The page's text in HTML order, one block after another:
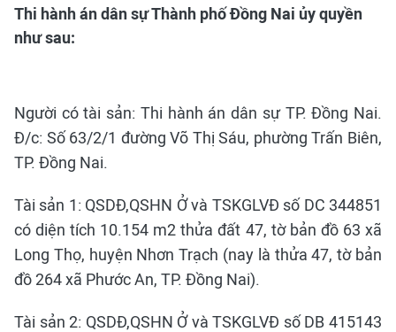
Thi hành án dân sự Thành phố Đồng Nai ủy quyền
như sau:
Người có tài sản: Thi hành án dân sự TP. Đồng Nai.
Đ/c: Số 63/2/1 đường Võ Thị Sáu, phường Trấn Biên,
TP. Đồng Nai.
Tài sản 1: QSDĐ,QSHN Ở và TSKGLVĐ số DC 344851
có diện tích 10.154 m2 thửa đất 47, tờ bản đồ 63 xã
Long Thọ, huyện Nhơn Trạch (nay là thửa 47, tờ bản
đồ 264 xã Phước An, TP. Đồng Nai).
Tài sản 2: QSDĐ,QSHN Ở và TSKGLVĐ số DB 415143